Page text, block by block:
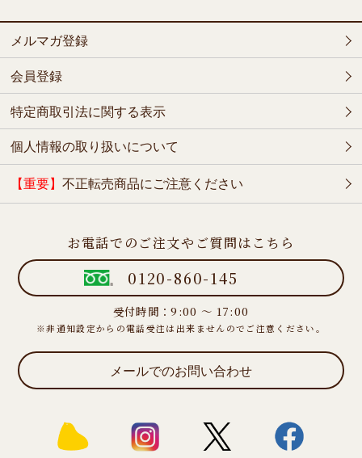
メルマガ登録
会員登録
特定商取引法に関する表示
個人情報の取り扱いについて
【重要】不正転売商品にご注意ください
お電話でのご注文やご質問はこちら
0120-860-145
受付時間：9:00 ～ 17:00
※非通知設定からの電話受注は出来ませんのでご注意ください。
メールでのお問い合わせ